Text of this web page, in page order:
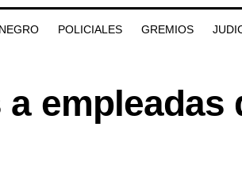
POLICIALES GREMIOS
empleadas